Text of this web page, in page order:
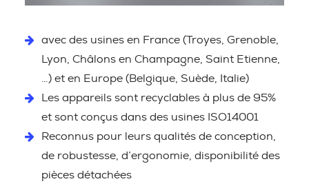
avec des usines en France (Troyes, Grenoble,
Lyon, Châlons en Champagne, Saint Etienne,
…) et en Europe (Belgique, Suède, Italie)
Les appareils sont recyclables à plus de 95%
et sont conçus dans des usines ISO14001
Reconnus pour leurs qualités de conception,
de robustesse, d’ergonomie, disponibilité des
pièces détachées